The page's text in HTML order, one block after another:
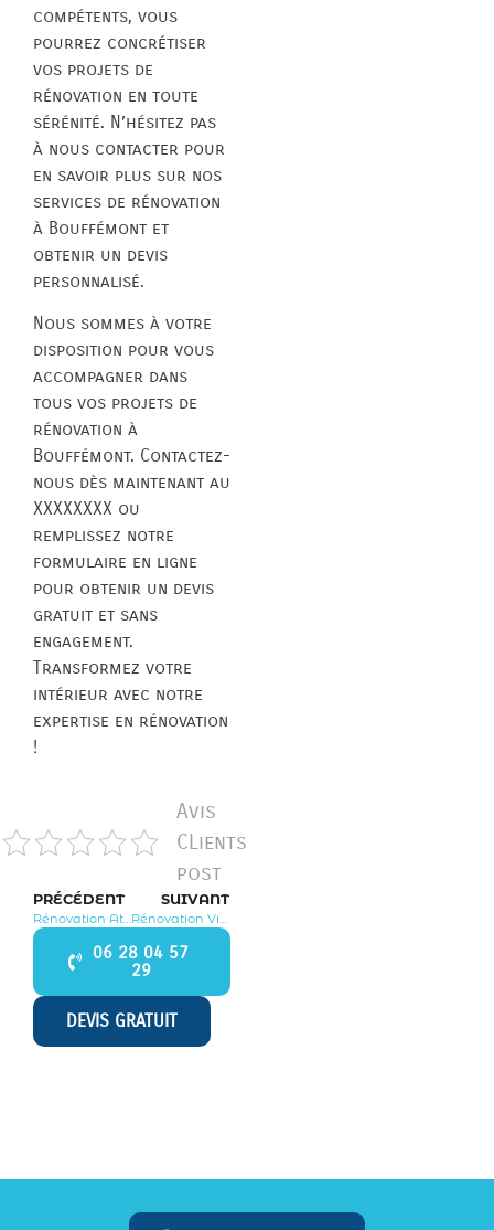
compétents, vous
pourrez concrétiser
vos projets de
rénovation en toute
sérénité. N’hésitez pas
à nous contacter pour
en savoir plus sur nos
services de rénovation
à Bouffémont et
obtenir un devis
personnalisé.
Nous sommes à votre
disposition pour vous
accompagner dans
tous vos projets de
rénovation à
Bouffémont. Contactez-
nous dès maintenant au
XXXXXXXX ou
remplissez notre
formulaire en ligne
pour obtenir un devis
gratuit et sans
engagement.
Transformez votre
intérieur avec notre
expertise en rénovation
!
Avis
CLients
post
PRÉCÉDENT
Rénovation Attainville 95570
SUIVANT
Rénovation Villaines sous Bois 95570
06 28 04 57
29
DEVIS GRATUIT